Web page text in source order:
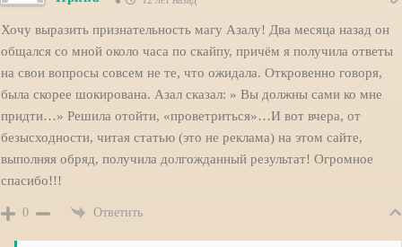
Хочу выразить признательность магу Азалу! Два месяца назад он
общался со мной около часа по скайпу, причём я получила ответы
на свои вопросы совсем не те, что ожидала. Откровенно говоря,
была скорее шокирована. Азал сказал: » Вы должны сами ко мне
придти…» Решила отойти, «проветриться»…И вот вчера, от
безысходности, читая статью (это не реклама) на этом сайте,
выполняя обряд, получила долгожданный результат! Огромное
спасибо!!!
0 Ответить